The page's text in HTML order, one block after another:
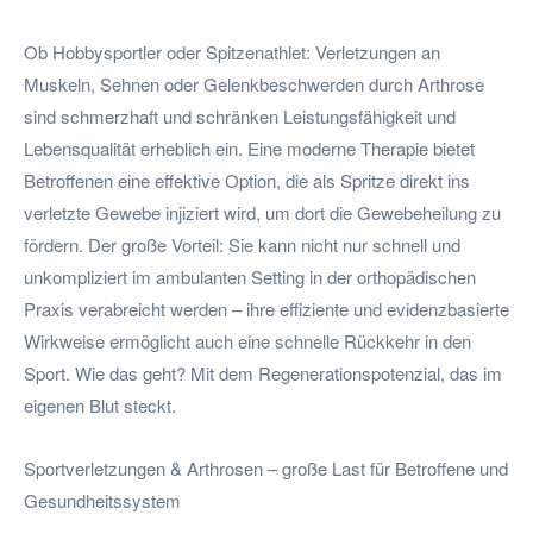
Ob Hobbysportler oder Spitzenathlet: Verletzungen an
Muskeln, Sehnen oder Gelenkbeschwerden durch Arthrose
sind schmerzhaft und schränken Leistungsfähigkeit und
Lebensqualität erheblich ein. Eine moderne Therapie bietet
Betroffenen eine effektive Option, die als Spritze direkt ins
verletzte Gewebe injiziert wird, um dort die Gewebeheilung zu
fördern. Der große Vorteil: Sie kann nicht nur schnell und
unkompliziert im ambulanten Setting in der orthopädischen
Praxis verabreicht werden – ihre effiziente und evidenzbasierte
Wirkweise ermöglicht auch eine schnelle Rückkehr in den
Sport. Wie das geht? Mit dem Regenerationspotenzial, das im
eigenen Blut steckt.
Sportverletzungen & Arthrosen – große Last für Betroffene und
Gesundheitssystem